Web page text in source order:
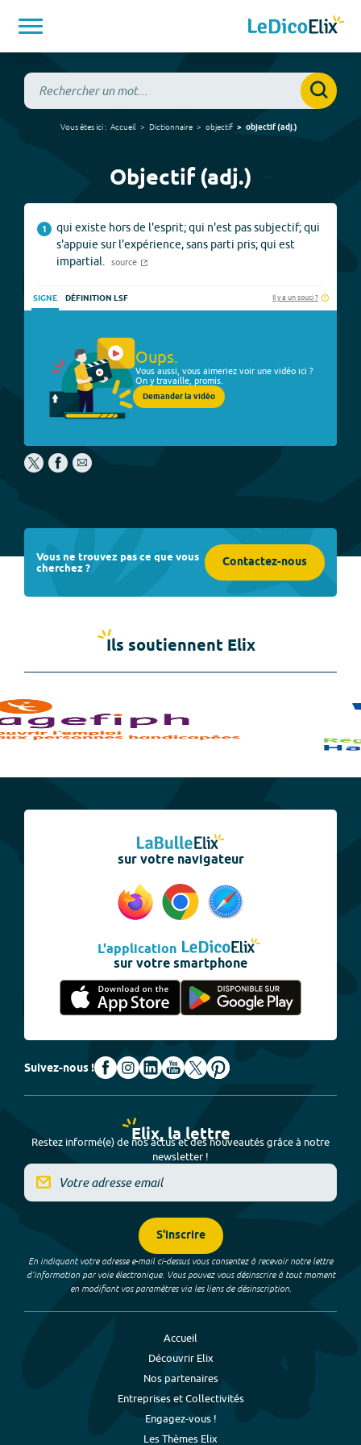
Vous êtes ici : Accueil Dictionnaire objectif objectif(adj.)
Objectif (adj.)
1
qui existe hors de l'esprit; qui n'est pas subjectif; qui
s'appuie sur l'expérience, sans parti pris; qui est
impartial.
source
SIGNE DÉFINITION LSF Il y a un souci ?
Oups.
Vous aussi, vous aimeriez voir une vidéo ici ?
On y travaille, promis.
Demander la vidéo
Vous ne trouvez pas ce que vous
cherchez ? Contactez-nous
Ils soutiennent Elix
sur votre navigateur
L'application
sur votre smartphone
Suivez-nous !
Elix, la lettre
Restez informé(e) de nos actus et des nouveautés grâce à notre
newsletter !
S'inscrire
En indiquant votre adresse e-mail ci-dessus vous consentez à recevoir notre lettre
d’information par voie électronique. Vous pouvez vous désinscrire à tout moment
en modifiant vos paramètres via les liens de désinscription.
Accueil
Découvrir Elix
Nos partenaires
Entreprises et Collectivités
Engagez-vous !
Les Thèmes Elix